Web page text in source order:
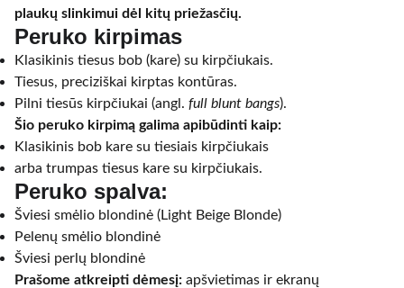
plaukų slinkimui dėl kitų priežasčių.
Peruko kirpimas
Klasikinis tiesus bob (kare) su kirpčiukais.
Tiesus, preciziškai kirptas kontūras.
Pilni tiesūs kirpčiukai (angl. full blunt bangs).
Šio peruko kirpimą galima apibūdinti kaip:
Klasikinis bob kare su tiesiais kirpčiukais
arba trumpas tiesus kare su kirpčiukais.
Peruko spalva:
Šviesi smėlio blondinė (Light Beige Blonde)
Pelenų smėlio blondinė
Šviesi perlų blondinė
Prašome atkreipti dėmesį: apšvietimas ir ekranų